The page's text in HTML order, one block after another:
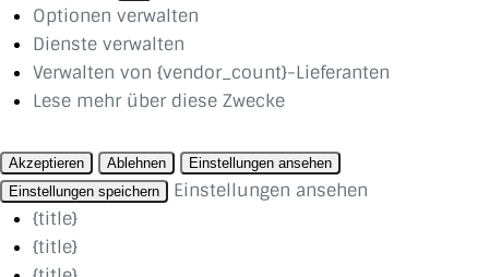
Optionen verwalten
Dienste verwalten
Verwalten von {vendor_count}-Lieferanten
Lese mehr über diese Zwecke
Akzeptieren Ablehnen
Einstellungen ansehen
Einstellungen speichern
Einstellungen ansehen
{title}
{title}